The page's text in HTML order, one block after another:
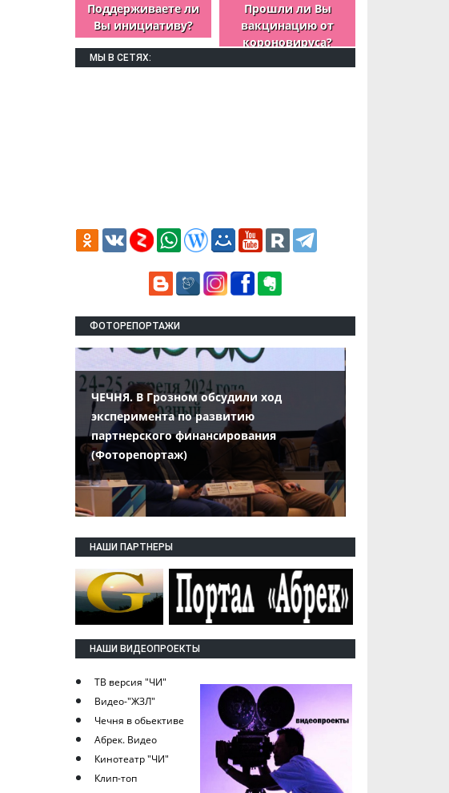
Поддерживаете ли
Вы инициативу?
Прошли ли Вы
вакцинацию от
короновируса?
МЫ В СЕТЯХ:
ФОТОРЕПОРТАЖИ
ЧЕЧНЯ. В Грозном обсудили ход
эксперимента по развитию
партнерского финансирования
(Фоторепортаж)
НАШИ ПАРТНЕРЫ
НАШИ ВИДЕОПРОЕКТЫ
ТВ версия "ЧИ"
Видео-"ЖЗЛ"
Чечня в обьективе
Абрек. Видео
Кинотеатр "ЧИ"
Клип-топ